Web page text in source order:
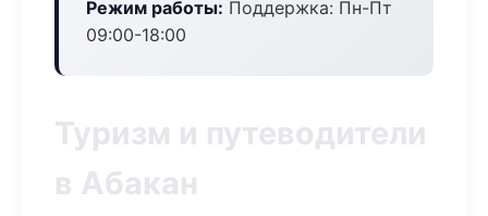
Режим работы: Поддержка: Пн-Пт
09:00-18:00
Туризм и путеводители
в Абакан